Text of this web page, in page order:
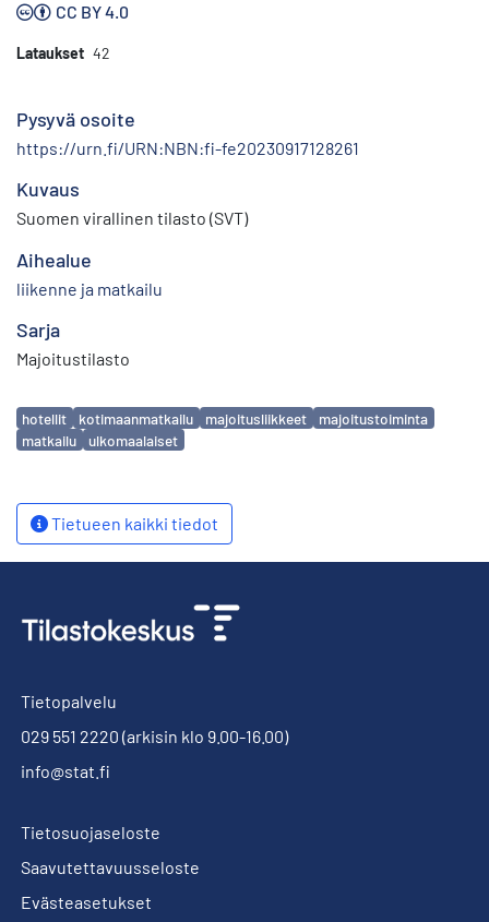
CC BY 4.0
Lataukset 42
Pysyvä osoite
https://urn.fi/URN:NBN:fi-fe20230917128261
Kuvaus
Suomen virallinen tilasto (SVT)
Aihealue
liikenne ja matkailu
Sarja
Majoitustilasto
Avainsanat
hotellit kotimaanmatkailu majoitusliikkeet
majoitustoiminta
matkailu
ulkomaalaiset
Tietueen kaikki tiedot
Tietopalvelu
029 551 2220 (arkisin klo 9.00-16.00)
info@stat.fi
Tietosuojaseloste
Saavutettavuusseloste
Evästeasetukset